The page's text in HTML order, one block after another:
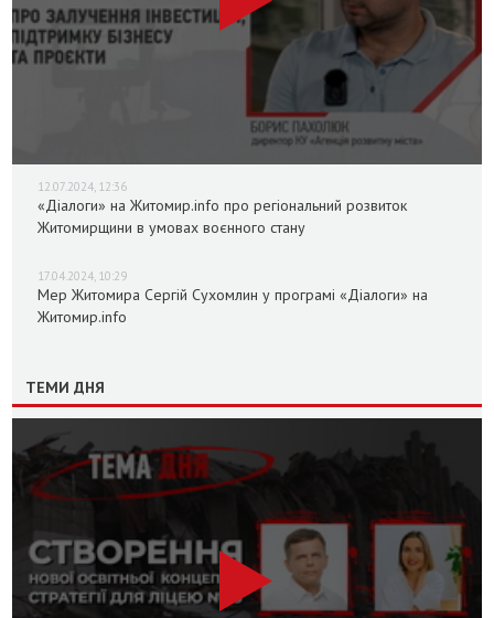
12.07.2024, 12:36
«Діалоги» на Житомир.info про регіональний розвиток
Житомирщини в умовах воєнного стану
17.04.2024, 10:29
Мер Житомира Сергій Сухомлин у програмі «Діалоги» на
Житомир.info
ТЕМИ ДНЯ